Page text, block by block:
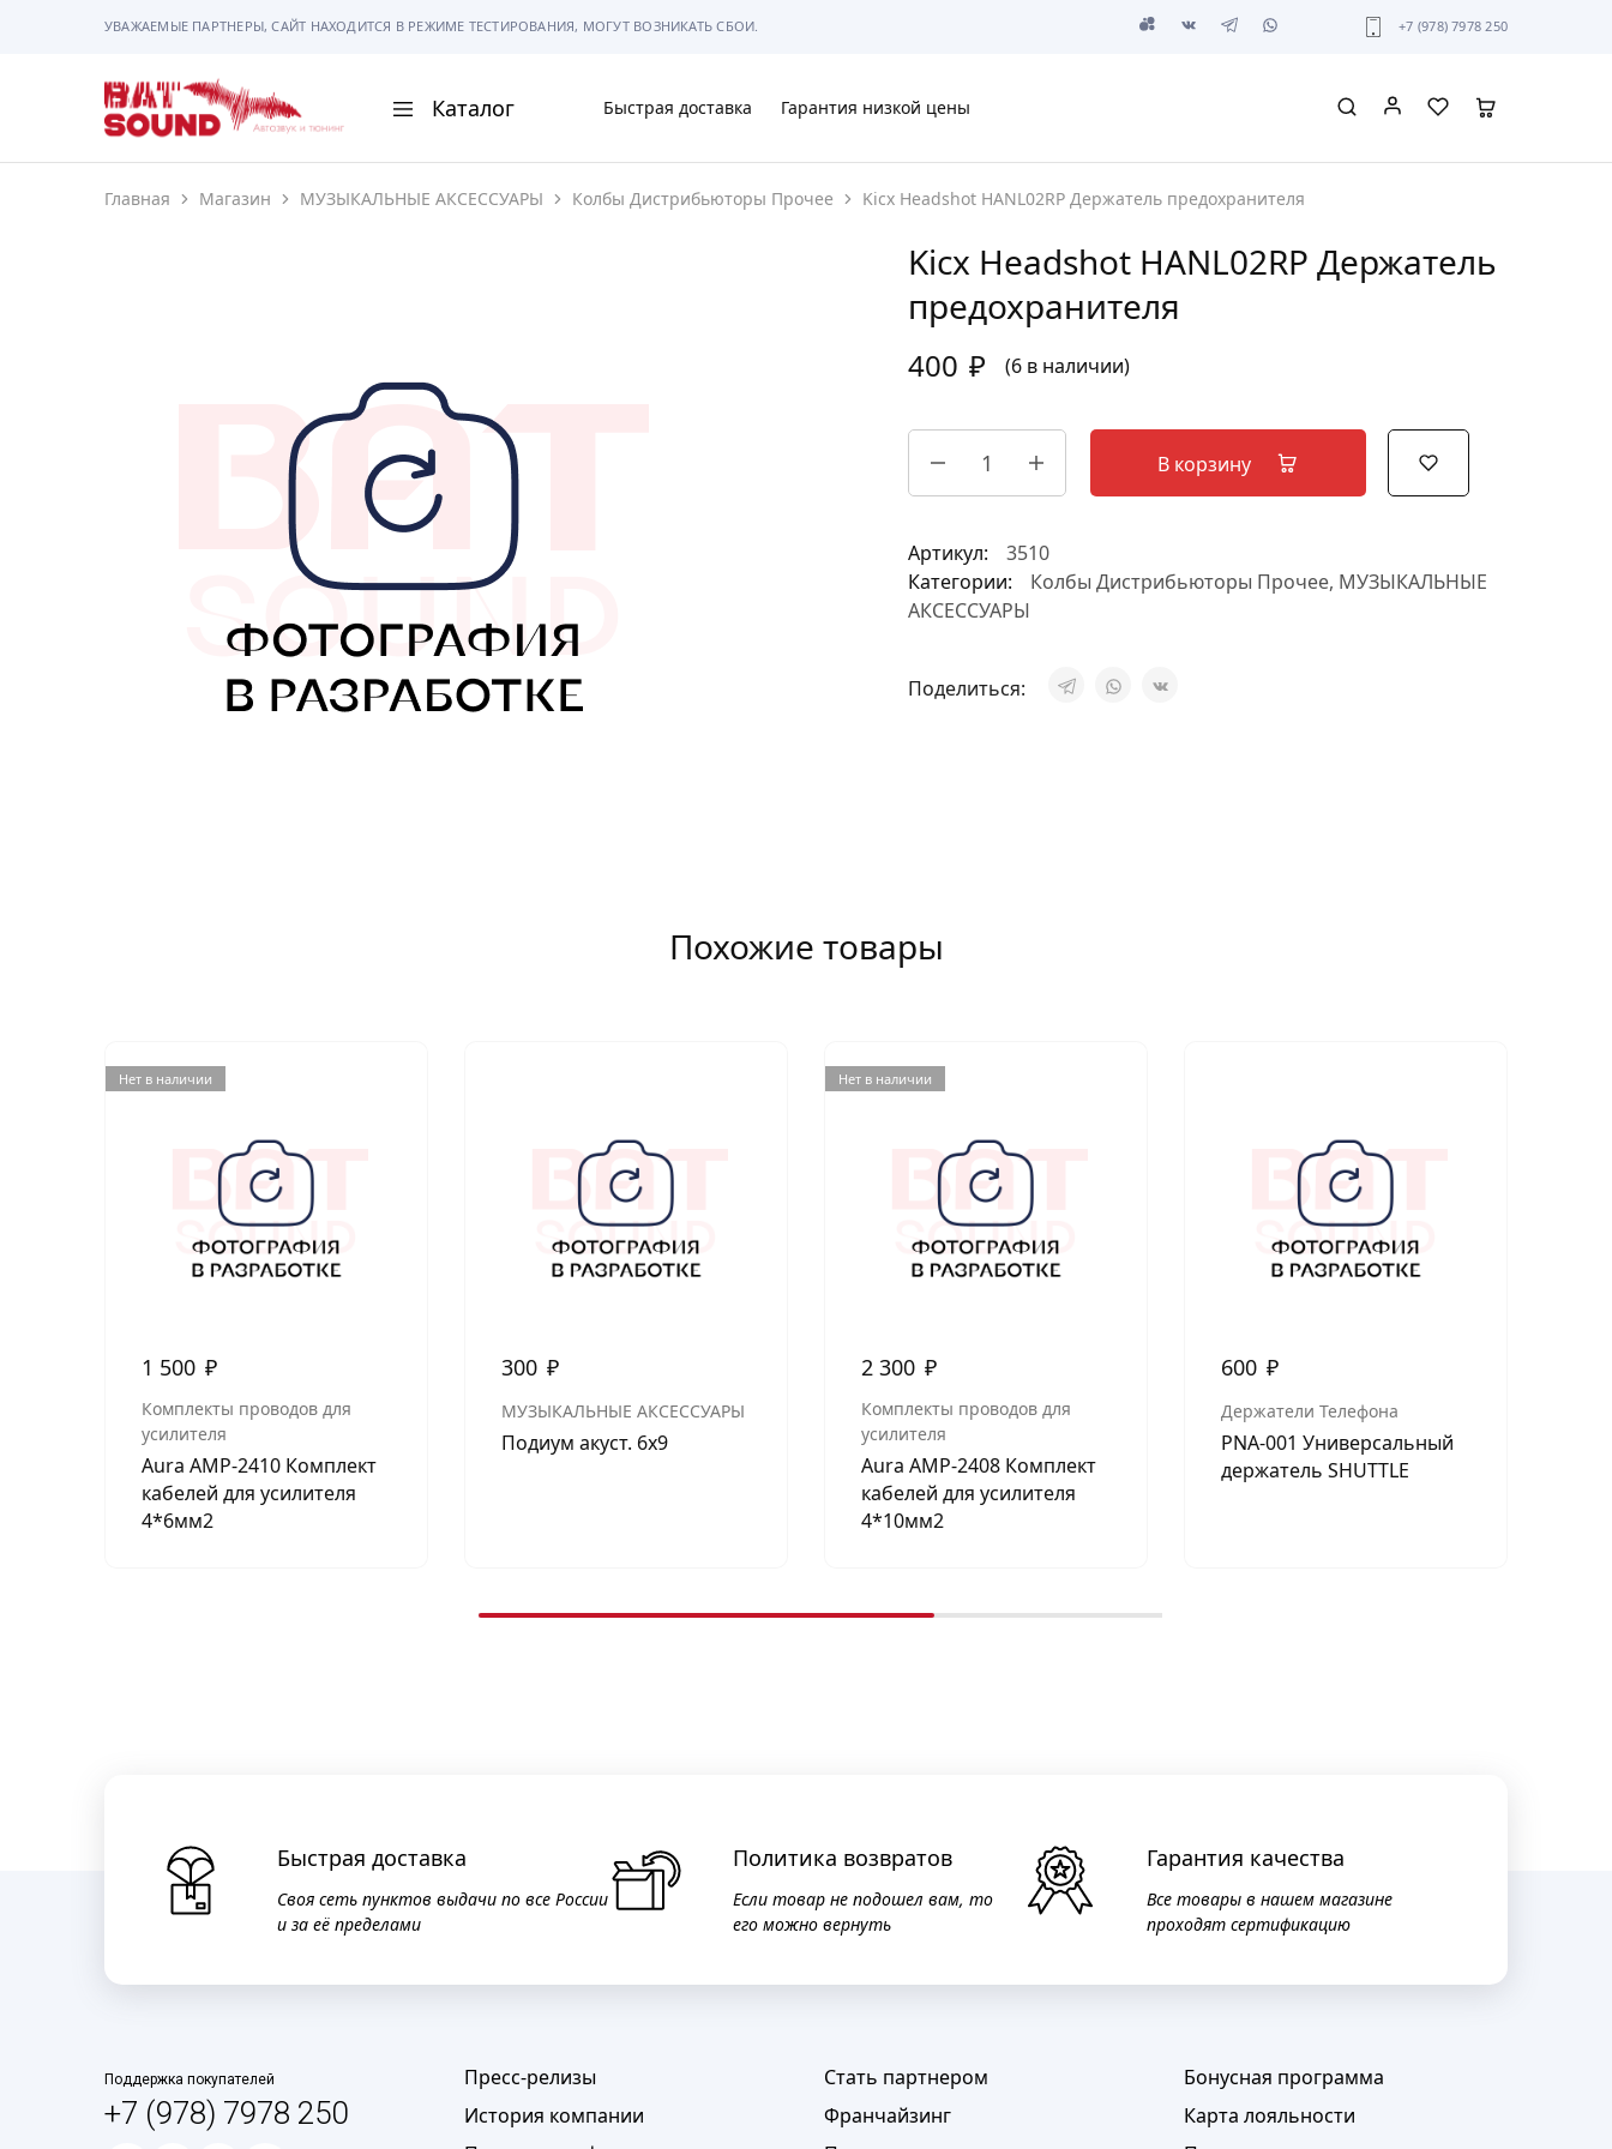
УВАЖАЕМЫЕ ПАРТНЕРЫ, САЙТ НАХОДИТСЯ В РЕЖИМЕ ТЕСТИРОВАНИЯ, МОГУТ ВОЗНИКАТЬ СБОИ. +7 (978) 7978 250
BAT
Sound
Каталог
АВТОМАГНИТОЛЫ
ГАДЖЕТЫ
СИГНАЛИЗАЦИИ
ПОМОЩЬ ПРИ ПАРКОВКЕ
МУЗЫКАЛЬНЫЕ АКСЕССУАРЫ
САБВУФЕРЫ
ШУМОИЗОЛЯЦИЯ
Быстрая доставка Гарантия низкой цены
Главная Магазин МУЗЫКАЛЬНЫЕ АКСЕССУАРЫ Колбы Дистрибьюторы Прочее Kicx Headshot HANL02RP Держатель предохранителя
Kicx Headshot HANL02RP Держатель
предохранителя
400 ₽ (6 в наличии)
В корзину
Артикул:
3510
Категории:
Колбы Дистрибьюторы Прочее, МУЗЫКАЛЬНЫЕ
АКСЕССУАРЫ
Поделиться:
Похожие товары
Нет в наличии
1 500 ₽
Комплекты проводов для
усилителя
Aura AMP-2410 Комплект
кабелей для усилителя
4*6мм2
300 ₽
МУЗЫКАЛЬНЫЕ АКСЕССУАРЫ
Подиум акуст. 6х9
Нет в наличии
2 300 ₽
Комплекты проводов для
усилителя
Aura AMP-2408 Комплект
кабелей для усилителя
4*10мм2
600 ₽
Держатели Телефона
PNA-001 Универсальный
держатель SHUTTLE
Быстрая доставка
Своя сеть пунктов выдачи по все России
и за её пределами
Политика возвратов
Если товар не подошел вам, то
его можно вернуть
Гарантия качества
Все товары в нашем магазине
проходят сертификацию
Поддержка покупателей
+7 (978) 7978 250
Пресс-релизы
История компании
Стать партнером
Франчайзинг
Бонусная программа
Карта лояльности